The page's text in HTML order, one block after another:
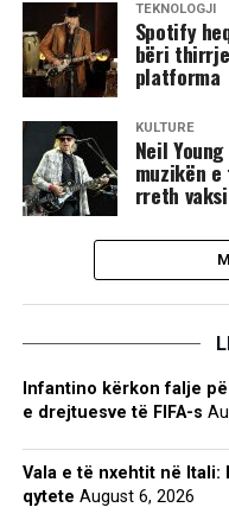
TEKNOLOGJI
Spotify
bëri
platforma
KULTURË
Neil
muzikën
rreth
Infantino kërkon falje
e drejtuesve të FIFA-s
Vala e të nxehtit në Itali:
qytete August 6, 2026